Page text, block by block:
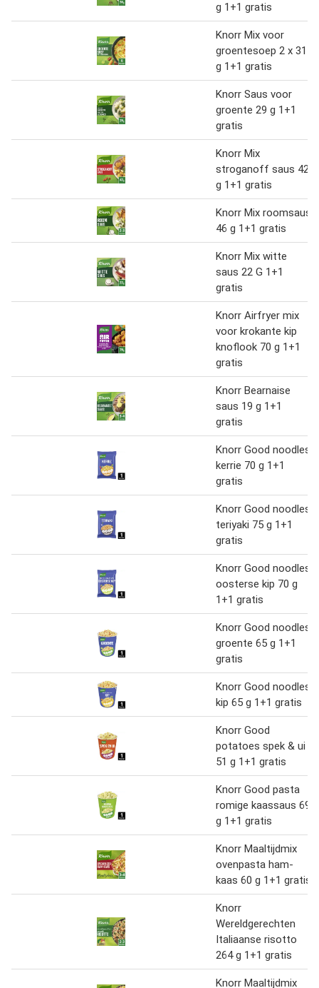
g 1+1 gratis
Knorr Mix voor
groentesoep 2 x 31
g 1+1 gratis
Knorr Saus voor
groente 29 g 1+1
gratis
Knorr Mix
stroganoff saus 42
g 1+1 gratis
Knorr Mix roomsaus
46 g 1+1 gratis
Knorr Mix witte
saus 22 G 1+1
gratis
Knorr Airfryer mix
voor krokante kip
knoflook 70 g 1+1
gratis
Knorr Bearnaise
saus 19 g 1+1
gratis
Knorr Good noodles
kerrie 70 g 1+1
gratis
Knorr Good noodles
teriyaki 75 g 1+1
gratis
Knorr Good noodles
oosterse kip 70 g
1+1 gratis
Knorr Good noodles
groente 65 g 1+1
gratis
Knorr Good noodles
kip 65 g 1+1 gratis
Knorr Good
potatoes spek & ui
51 g 1+1 gratis
Knorr Good pasta
romige kaassaus 69
g 1+1 gratis
Knorr Maaltijdmix
ovenpasta ham-
kaas 60 g 1+1 gratis
Knorr
Wereldgerechten
Italiaanse risotto
264 g 1+1 gratis
Knorr Maaltijdmix